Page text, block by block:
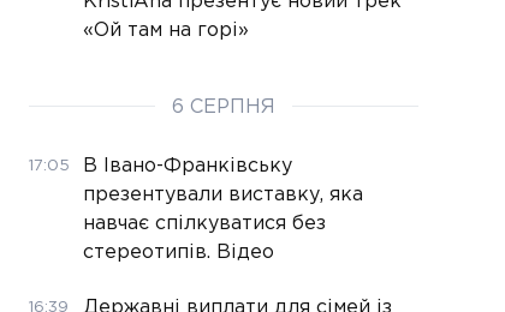
«Ой там на горі»
6 СЕРПНЯ
17:05
В Івано-Франківську
презентували виставку, яка
навчає спілкуватися без
стереотипів. Відео
16:39
Державні виплати для сімей із